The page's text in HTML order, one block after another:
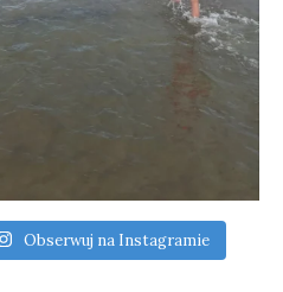
Obserwuj na Instagramie